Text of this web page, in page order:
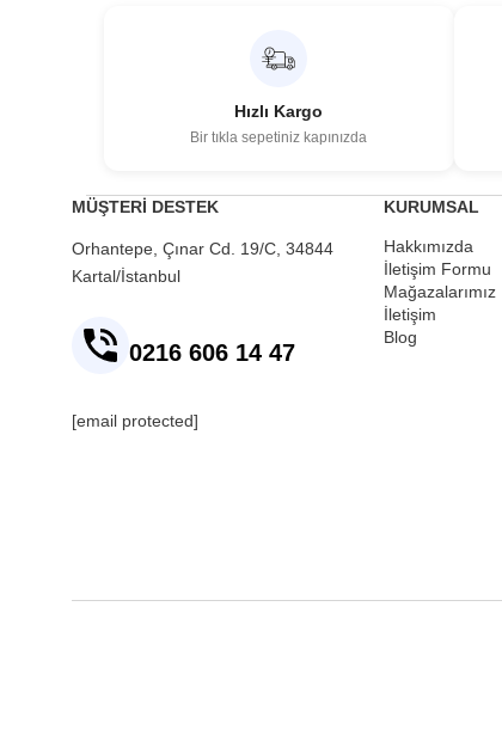
Hızlı Kargo
Bir tıkla sepetiniz kapınızda
MÜŞTERİ DESTEK
Orhantepe, Çınar Cd. 19/C, 34844
Kartal/İstanbul
0216 606 14 47
[email protected]
KURUMSAL
Hakkımızda
İletişim Formu
Mağazalarımız
İletişim
Blog